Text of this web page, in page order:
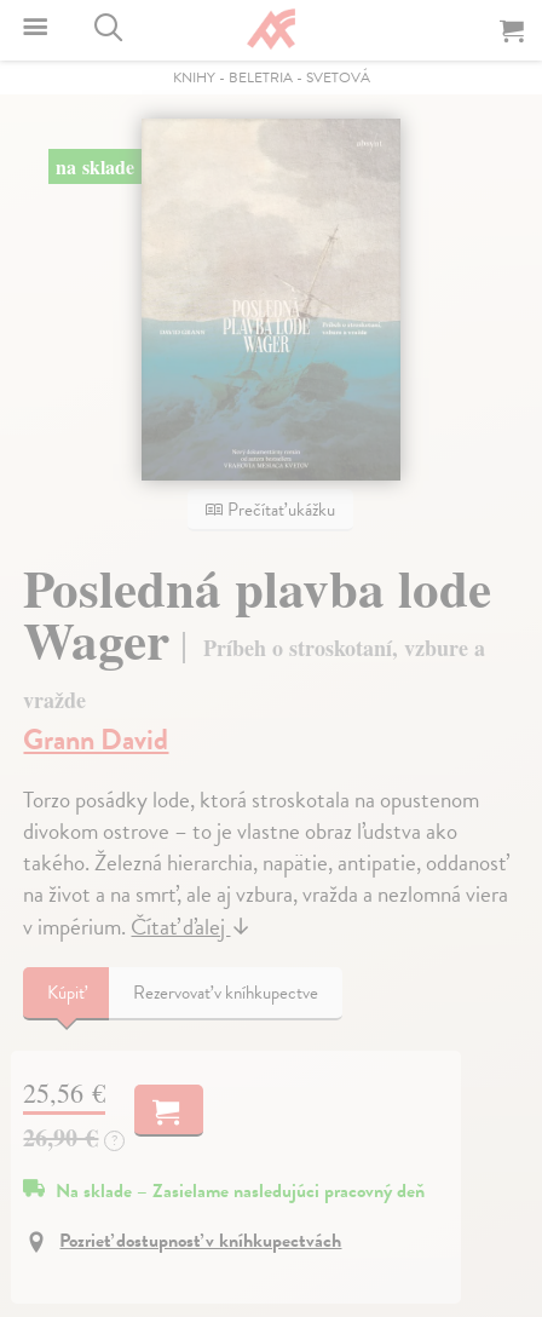
KNIHY- BELETRIA- SVETOVÁ
na sklade
Prečítať ukážku
Posledná plavba lode
Wager
Príbeh o stroskotaní, vzbure a
vražde
Grann David
Torzo posádky lode, ktorá stroskotala na opustenom
divokom ostrove – to je vlastne obraz ľudstva ako
takého. Železná hierarchia, napätie, antipatie, oddanosť
na život a na smrť, ale aj vzbura, vražda a nezlomná viera
v impérium. Čítať ďalej ↓
Kúpiť Rezervovať v kníhkupectve
25,56 €
26,90 € ?
Na sklade – Zasielame nasledujúci pracovný deň
Pozrieť dostupnosť v kníhkupectvách